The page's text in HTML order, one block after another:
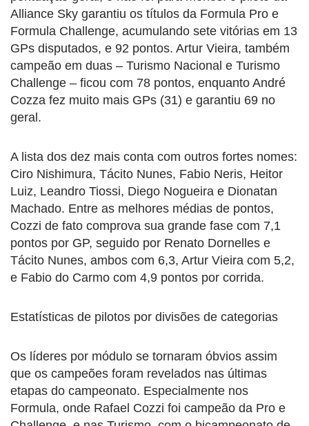
Alliance Sky garantiu os títulos da Formula Pro e
Formula Challenge, acumulando sete vitórias em 13
GPs disputados, e 92 pontos. Artur Vieira, também
campeão em duas – Turismo Nacional e Turismo
Challenge – ficou com 78 pontos, enquanto André
Cozza fez muito mais GPs (31) e garantiu 69 no
geral.
A lista dos dez mais conta com outros fortes nomes:
Ciro Nishimura, Tácito Nunes, Fabio Neris, Heitor
Luiz, Leandro Tiossi, Diego Nogueira e Dionatan
Machado. Entre as melhores médias de pontos,
Cozzi de fato comprova sua grande fase com 7,1
pontos por GP, seguido por Renato Dornelles e
Tácito Nunes, ambos com 6,3, Artur Vieira com 5,2,
e Fabio do Carmo com 4,9 pontos por corrida.
Estatísticas de pilotos por divisões de categorias
Os líderes por módulo se tornaram óbvios assim
que os campeões foram revelados nas últimas
etapas do campeonato. Especialmente nos
Formula, onde Rafael Cozzi foi campeão da Pro e